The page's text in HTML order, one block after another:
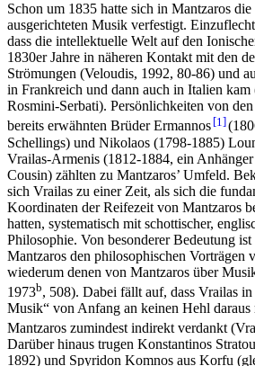
Schon um 1835 hatte sich in Mantzaros
ausgerichteten Musik verfestigt.
dass die intellektuelle Welt auf den
1830er Jahre in näheren Kontakt mit den
Strömungen (Veloudis, 1992, 80-86) und
in Frankreich und dann auch in Italien
Rosmini-Serbati). Persönlichkeiten von
bereits erwähnten Brüder Ermannos 1
Schellings) und Nikolaos (1798-1885)
Vrailas-Armenis (1812-1884, ein
Cousin) zählten zu Mantzaros’ Umfeld.
sich Vrailas zu einer Zeit, als sich die
Koordinaten der Reifezeit von Mantzaros
hatten, systematisch mit schottischer,
Philosophie. Von besonderer Bedeutung ist
Mantzaros den philosophischen Vorträgen
wiederum denen von Mantzaros über
1973b, 508). Dabei fällt auf, dass Vrailas
Musik“ von Anfang an keinen Hehl
Mantzaros zumindest indirekt verdankt
Darüber hinaus trugen Konstantinos
1892) und Spyridon Komnos aus Korfu